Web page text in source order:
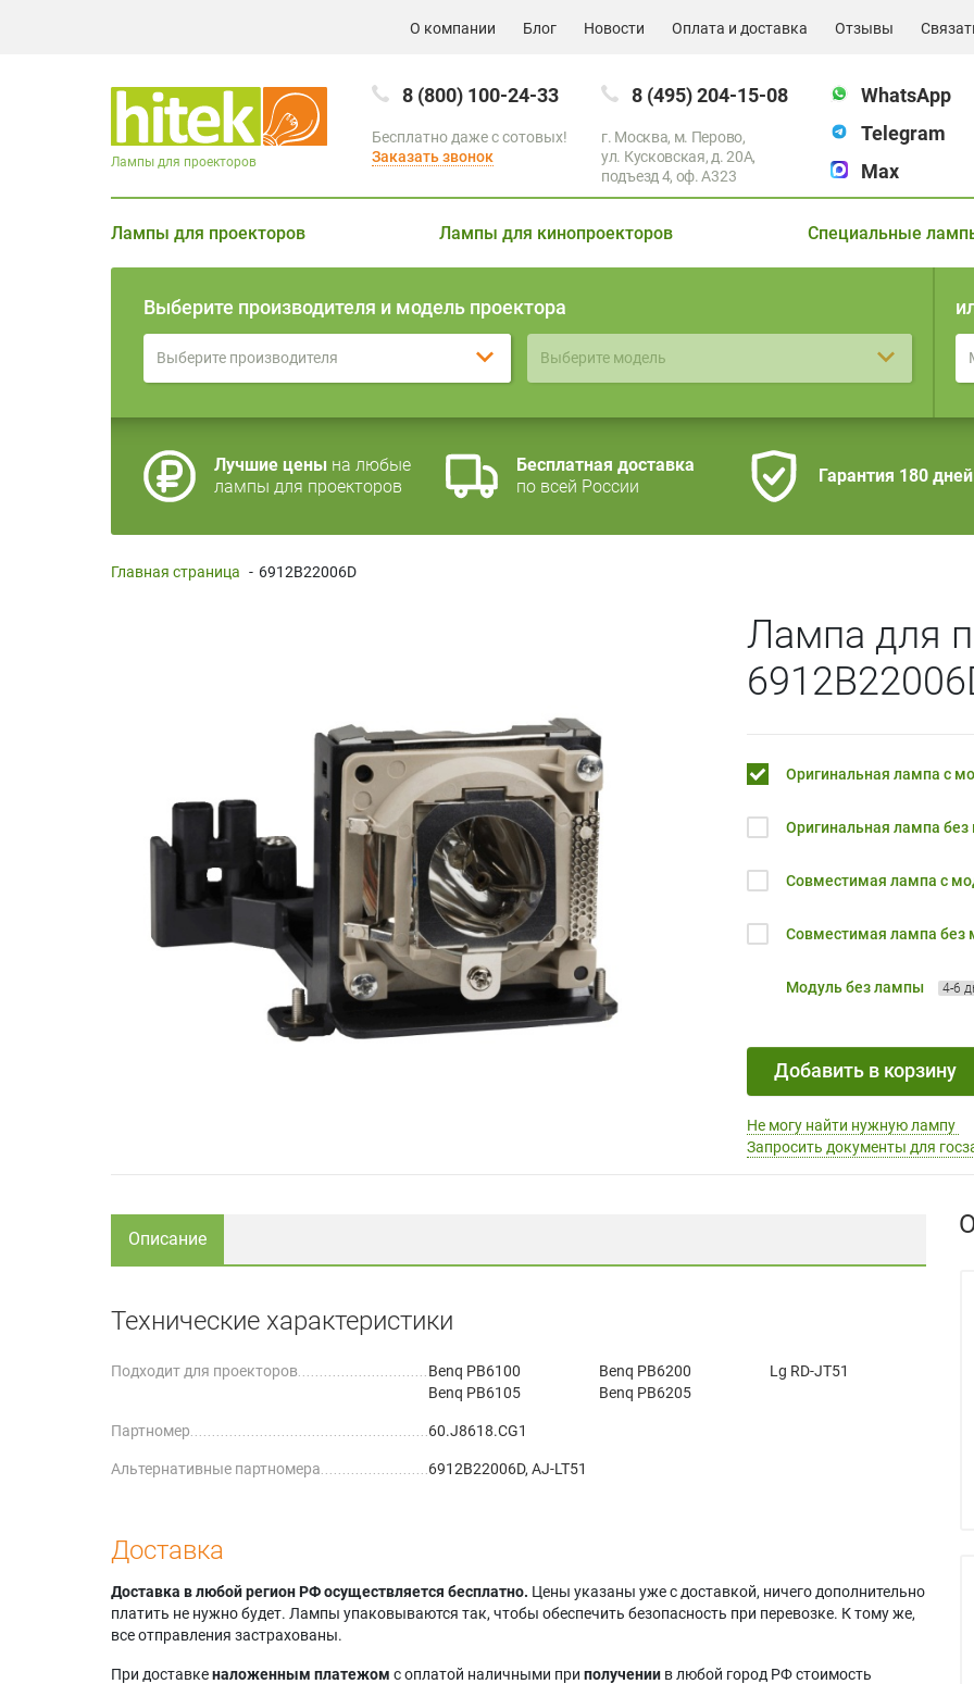
О компании Блог Новости Оплата и доставка Отзывы
8 (800) 100-24-33
Бесплатно даже с сотовых!
Заказать звонок
8 (495) 204-15-08
г. Москва, м. Перово,
ул. Кусковская, д. 20А,
подъезд 4, оф. A323
WhatsApp
Telegram
Max
Лампы для проекторов
Лампы для проекторов Лампы для кинопроекторов Специальные
Выберите производителя и модель проектора
Выберите производителя Выберите модель
Лучшие цены на любые
лампы для проекторов
Бесплатная доставка
по всей России
Гарантия 180 дней
Главная страница - 6912B22006D
Лампа для
Оригинальная лампа с
Оригинальная лампа без
Совместимая лампа с
Совместимая лампа без
Модуль без лампы 4-6
Добавить в корзину
Не могу найти нужную лампу
Запросить документы для
Описание
Технические характеристики
Подходит для проекторов
Benq PB6100
Benq PB6105
Benq PB6200
Benq PB6205
Lg RD-JT51
Партномер 60.J8618.CG1
Альтернативные партномера 6912B22006D, AJ-LT51
Доставка
Доставка в любой регион РФ осуществляется бесплатно. Цены указаны уже с доставкой, ничего дополнительно
платить не нужно будет. Лампы упаковываются так, чтобы обеспечить безопасность при перевозке. К тому же,
все отправления застрахованы.
При доставкеналоженным платежом с оплатой наличными при получении в любой город РФ стоимость